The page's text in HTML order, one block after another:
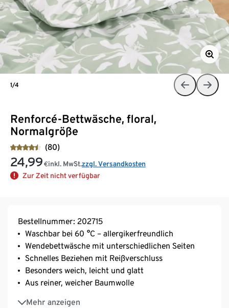
Renforcé-Bettwäsche, floral,
Normalgröße
(80)
24,99 €inkl. MwSt.zzgl. Versandkosten
Zur Zeit nicht verfügbar
1/4
Bestellnummer: 202715
Waschbar bei 60 °C – allergikerfreundlich
Wendebettwäsche mit unterschiedlichen Seiten
Schnelles Beziehen mit Reißverschluss
Besonders weich, leicht und glatt
Aus reiner, weicher Baumwolle
Mehr anzeigen
Strapazierfähig durch dicht gewebte Fasern